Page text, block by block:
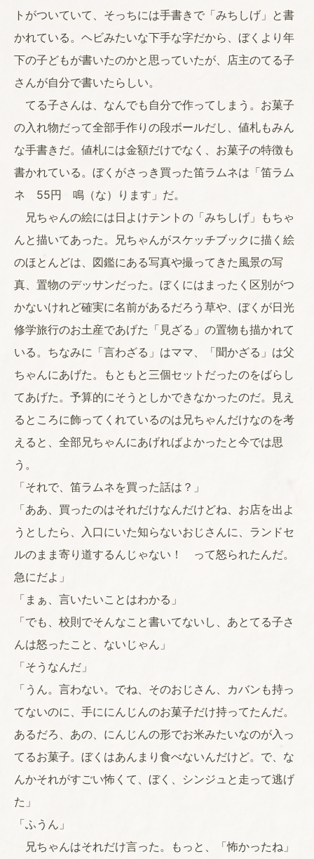
トがついていて、そっちには手書きで「みちしげ」と書
かれている。ヘビみたいな下手な字だから、ぼくより年
下の子どもが書いたのかと思っていたが、店主のてる子
さんが自分で書いたらしい。
てる子さんは、なんでも自分で作ってしまう。お菓子
の入れ物だって全部手作りの段ボールだし、値札もみん
な手書きだ。値札には金額だけでなく、お菓子の特徴も
書かれている。ぼくがさっき買った笛ラムネは「笛ラム
ネ 55円 鳴（な）ります」だ。
兄ちゃんの絵には日よけテントの「みちしげ」もちゃ
んと描いてあった。兄ちゃんがスケッチブックに描く絵
のほとんどは、図鑑にある写真や撮ってきた風景の写
真、置物のデッサンだった。ぼくにはまったく区別がつ
かないけれど確実に名前があるだろう草や、ぼくが日光
修学旅行のお土産であげた「見ざる」の置物も描かれて
いる。ちなみに「言わざる」はママ、「聞かざる」は父
ちゃんにあげた。もともと三個セットだったのをばらし
てあげた。予算的にそうとしかできなかったのだ。見え
るところに飾ってくれているのは兄ちゃんだけなのを考
えると、全部兄ちゃんにあげればよかったと今では思
う。
「それで、笛ラムネを買った話は？」
「ああ、買ったのはそれだけなんだけどね、お店を出よ
うとしたら、入口にいた知らないおじさんに、ランドセ
ルのまま寄り道するんじゃない！ って怒られたんだ。
急にだよ」
「まぁ、言いたいことはわかる」
「でも、校則でそんなこと書いてないし、あとてる子さ
んは怒ったこと、ないじゃん」
「そうなんだ」
「うん。言わない。でね、そのおじさん、カバンも持っ
てないのに、手ににんじんのお菓子だけ持ってたんだ。
あるだろ、あの、にんじんの形でお米みたいなのが入っ
てるお菓子。ぼくはあんまり食べないんだけど。で、な
んかそれがすごい怖くて、ぼく、シンジュと走って逃げ
た」
「ふうん」
兄ちゃんはそれだけ言った。もっと、「怖かったね」